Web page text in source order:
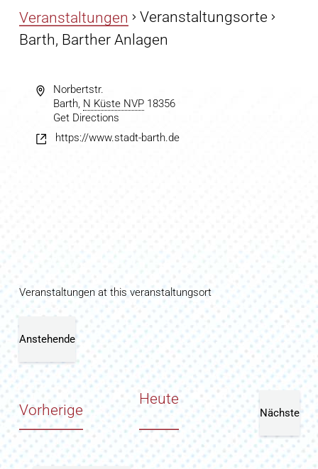
Veranstaltungen
Veranstaltungsorte
Barth, Barther Anlagen
Norbertstr.
Barth, N Küste NVP 18356
Get Directions
https://www.stadt-barth.de
Veranstaltungen at this veranstaltungsort
Anstehende
Datum
wählen.
VorherigeVeranstaltungen
Heute
Nächste